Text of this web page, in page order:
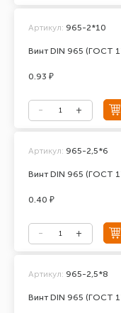
Винт DIN 965 (ГОСТ
Артикул: 965-2*10
0.93 ₽
Винт DIN 965 (ГОСТ
Артикул: 965-2,5*6
0.40 ₽
Винт DIN 965 (ГОСТ
Артикул: 965-2,5*8